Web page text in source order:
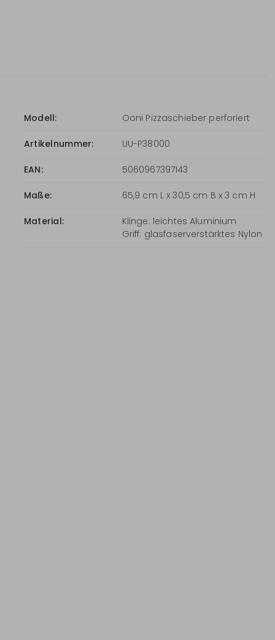
Modell: Ooni Pizzaschieber perforiert
Artikelnummer: UU-P38000
EAN: 5060967397143
Maße: 65,9 cm L x 30,5 cm B x 3 cm H
Material:
Klinge: leichtes Aluminium
Griff: glasfaserverstärktes Nylon